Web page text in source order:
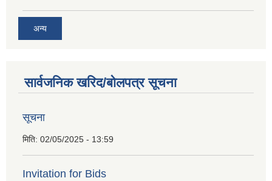
अन्य
सार्वजनिक खरिद/बोलपत्र सूचना
सूचना
मिति: 02/05/2025 - 13:59
Invitation for Bids